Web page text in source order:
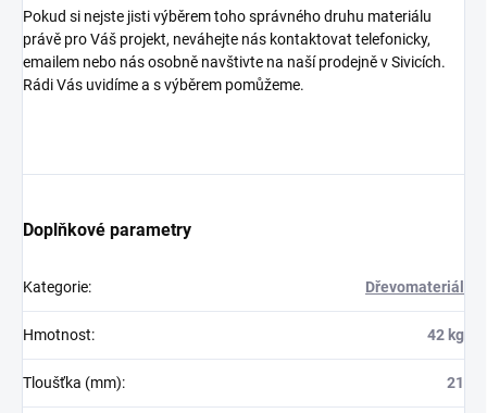
Pokud si nejste jisti výběrem toho správného druhu materiálu
právě pro Váš projekt, neváhejte nás kontaktovat telefonicky,
emailem nebo nás osobně navštivte na naší prodejně v Sivicích.
Rádi Vás uvidíme a s výběrem pomůžeme.
Doplňkové parametry
Kategorie: Dřevomateriál
Hmotnost: 42 kg
Tloušťka (mm): 21